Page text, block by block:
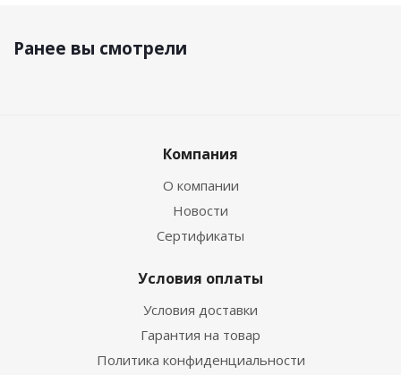
Ранее вы смотрели
Компания
О компании
Новости
Сертификаты
Условия оплаты
Условия доставки
Гарантия на товар
Политика конфиденциальности